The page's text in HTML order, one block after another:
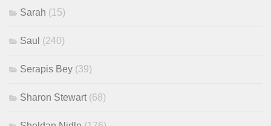
Sarah (15)
Saul (240)
Serapis Bey (39)
Sharon Stewart (68)